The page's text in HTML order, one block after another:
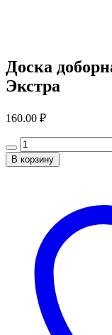
Доска
Экстра
160.00 ₽
В корзину